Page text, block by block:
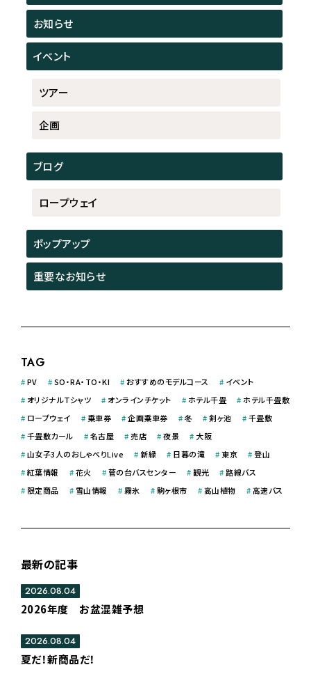
お知らせ
イベント
ツアー
企画
ブログ
ロープウェイ
ポップアップ
重要なお知らせ
TAG
#PV #SO・RA・TO・KI #おすすめのモデルコース # イベント
# オリジナルＴシャツ # オンラインチケット # ホテル千畳 # ホテル千畳敷
# ロープウェイ # 乗車券 #企画乗車券 #冬 #剣ヶ池 #千畳敷
#千畳敷カール #名古屋 #売店 #夜景 # 大阪
#山女子3人のおしゃべりLive # 新緑 # 日暮の滝 #東京 #登山
#紅葉情報 #花火 #菅の台バスセンター # 観光 # 路線バス
# 限定商品 # 雪山情報 #霧氷 #駒ヶ根市 #高山植物 #高速バス
最新の記事
2026年度 お盆混雑予想
2026.08.04
夏だ！新商品だ！
2026.08.04